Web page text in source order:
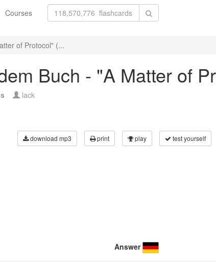
Courses
of Protocol" (...
Buch - "A Matter of
lack
download mp3 print play test yourself
Answer